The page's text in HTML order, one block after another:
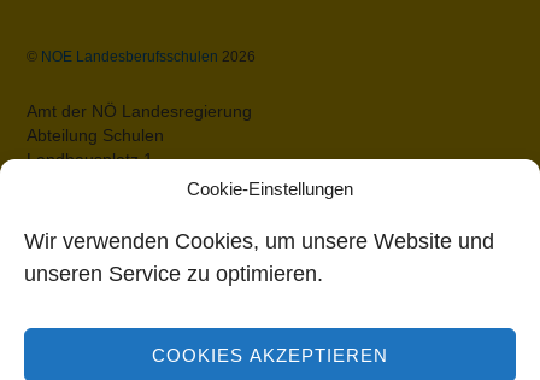
Cookie-Einstellungen
Wir verwenden Cookies, um unsere Website und
unseren Service zu optimieren.
COOKIES AKZEPTIEREN
© NOE Landesberufsschulen 2026
Amt der NÖ Landesregierung
Abteilung Schulen
Landhausplatz 1
Impressum
Rennbahnstraße 29